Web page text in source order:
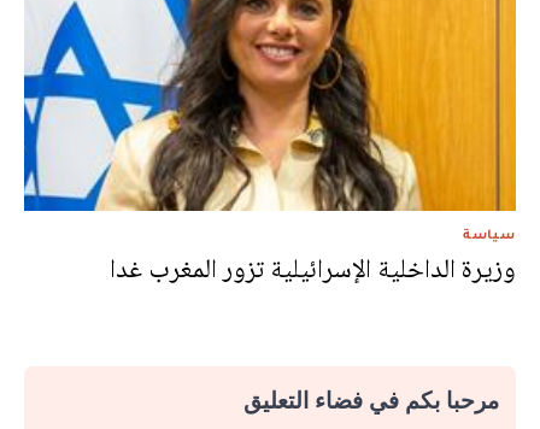
سياسة
وزيرة الداخلية الإسرائيلية تزور المغرب غدا
مرحبا بكم في فضاء التعليق